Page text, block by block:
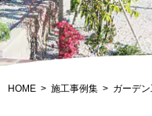
HOME 施工事例集 ガーデ